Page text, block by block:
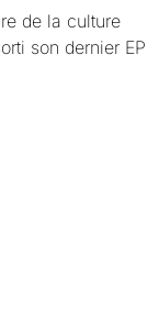
de la culture
son dernier EP